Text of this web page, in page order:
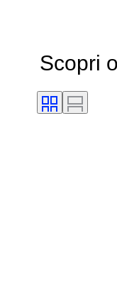
Scopri